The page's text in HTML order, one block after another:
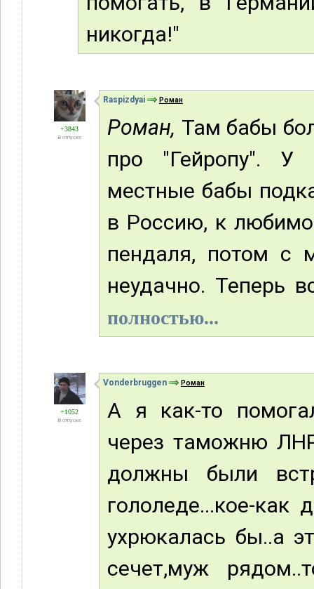
никогда!"
+3843
В отпуске
Raspizdyai Роман
Роман, Там бабы
про "Гейропу". У
местные бабы
в Россию, к
пендаля, потом с
неудачно. Теперь
полностью...
+1052
В отпуске
Vonderbruggen Роман
А я как-то
через таможню
должны были
гололеде...кое-как
ухрюкалась бы..а
сечет,муж